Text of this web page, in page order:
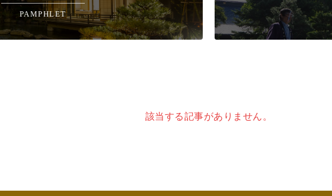
PAMPHLET
該当する記事がありません。